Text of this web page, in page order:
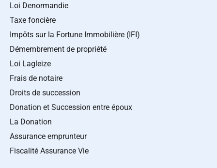
Loi Denormandie
Taxe foncière
Impôts sur la Fortune Immobilière (IFI)
Démembrement de propriété
Loi Lagleize
Frais de notaire
Droits de succession
Donation et Succession entre époux
La Donation
Assurance emprunteur
Fiscalité Assurance Vie